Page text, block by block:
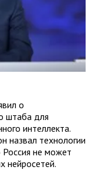
о
штаба для
интеллекта.
назвал технологии
Россия не может
нейросетей.